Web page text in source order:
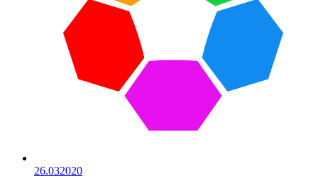
26.032020